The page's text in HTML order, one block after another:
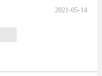
2021-05-14